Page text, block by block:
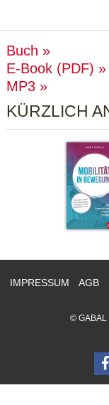
Buch
E-Book (PDF)
MP3
KÜRZLICH
IMPRESSUM AGB
© GABAL